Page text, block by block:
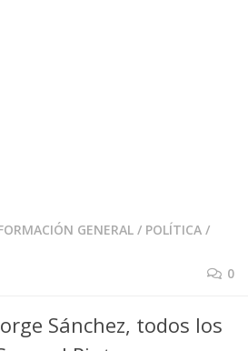
GENERAL / POLÍTICA /
0
Sánchez, todos los